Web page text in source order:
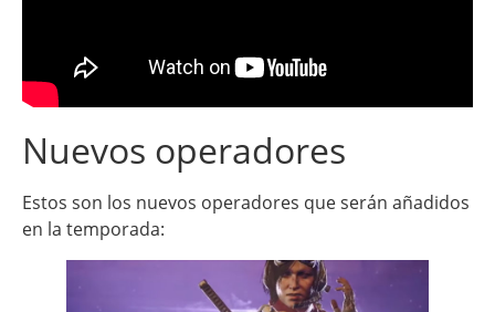
Nuevos operadores
Estos son los nuevos operadores que serán añadidos
en la temporada: